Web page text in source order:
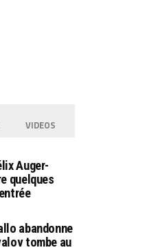
VIDEOS
Auger-
quelques
abandonne
tombe au